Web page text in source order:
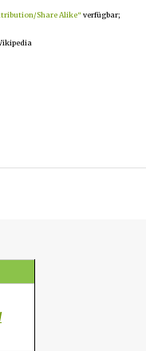
Share Alike“verfügbar;